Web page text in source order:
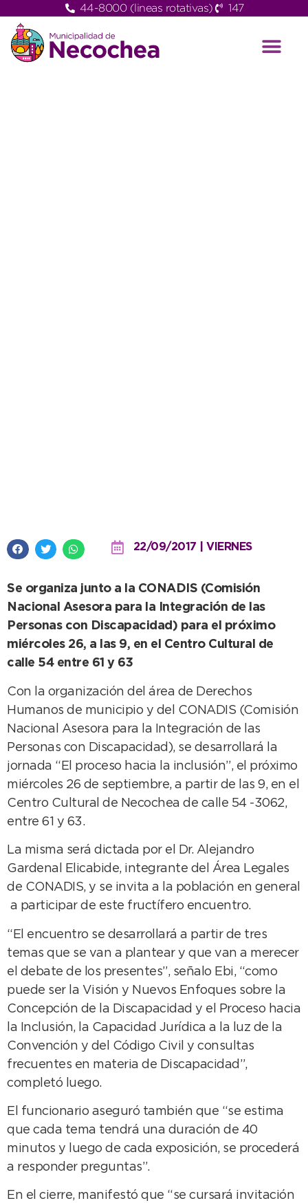
44-8000 (lineas rotativas) 147
22/09/2017 | VIERNES
Se organiza junto a la CONADIS (Comisión
Nacional Asesora para la Integración de las
Personas con Discapacidad) para el próximo
miércoles 26, a las 9, en el Centro Cultural de
calle 54 entre 61 y 63
Con la organización del área de Derechos
Humanos de municipio y del CONADIS (Comisión
Nacional Asesora para la Integración de las
Personas con Discapacidad), se desarrollará la
jornada “El proceso hacia la inclusión”, el próximo
miércoles 26 de septiembre, a partir de las 9, en el
Centro Cultural de Necochea de calle 54 -3062,
entre 61 y 63.
La misma será dictada por el Dr. Alejandro
Gardenal Elicabide, integrante del Área Legales
de CONADIS, y se invita a la población en general
a participar de este fructífero encuentro.
“El encuentro se desarrollará a partir de tres
temas que se van a plantear y que van a merecer
el debate de los presentes”, señalo Ebi, “como
puede ser la Visión y Nuevos Enfoques sobre la
Concepción de la Discapacidad y el Proceso hacia
la Inclusión, la Capacidad Jurídica a la luz de la
Convención y del Código Civil y consultas
frecuentes en materia de Discapacidad”,
completó luego.
El funcionario aseguró también que “se estima
que cada tema tendrá una duración de 40
minutos y luego de cada exposición, se procederá
a responder preguntas”.
En el cierre, manifestó que “se cursará invitación